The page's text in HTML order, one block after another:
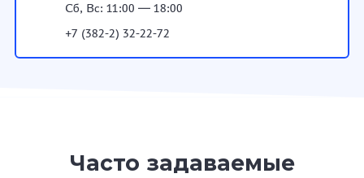
Сб, Вс: 11:00 — 18:00
+7 (382-2) 32-22-72
Часто задаваемые